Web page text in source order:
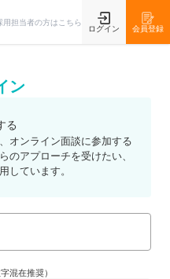
用担当者の方はこちら
ログイン 会員登録
ン
る
オンライン面談に参加する
のアプローチを受けたい、
しています。
混在推奨）